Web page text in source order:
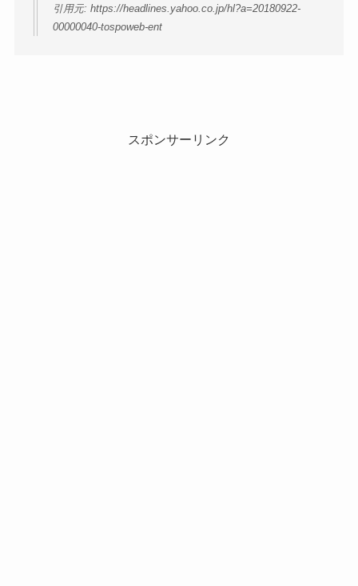
引用元: https://headlines.yahoo.co.jp/hl?a=20180922-
00000040-tospoweb-ent
スポンサーリンク